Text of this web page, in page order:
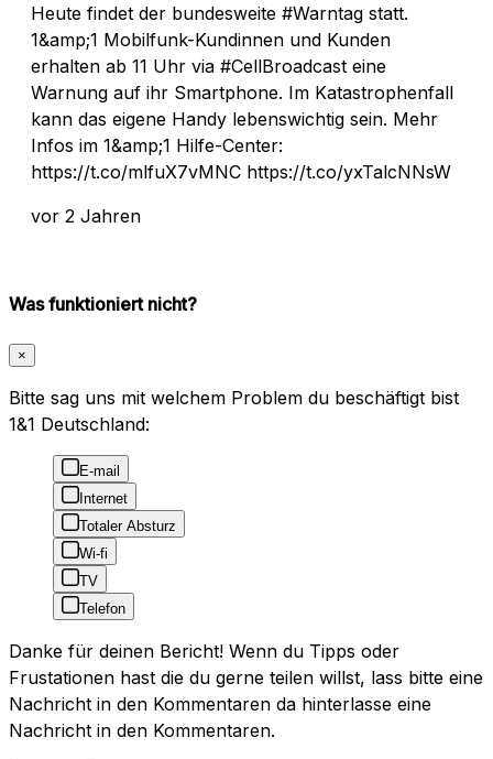
Heute findet der bundesweite #Warntag statt.
1&amp;1 Mobilfunk-Kundinnen und Kunden
erhalten ab 11 Uhr via #CellBroadcast eine
Warnung auf ihr Smartphone. Im Katastrophenfall
kann das eigene Handy lebenswichtig sein. Mehr
Infos im 1&amp;1 Hilfe-Center:
https://t.co/mlfuX7vMNC https://t.co/yxTalcNNsW
vor 2 Jahren
Was funktioniert nicht?
×
Bitte sag uns mit welchem Problem du beschäftigt bist
1&1 Deutschland:
E-mail
Internet
Totaler Absturz
Wi-fi
TV
Telefon
Danke für deinen Bericht! Wenn du Tipps oder
Frustationen hast die du gerne teilen willst, lass bitte eine
Nachricht in den Kommentaren da hinterlasse eine
Nachricht in den Kommentaren.